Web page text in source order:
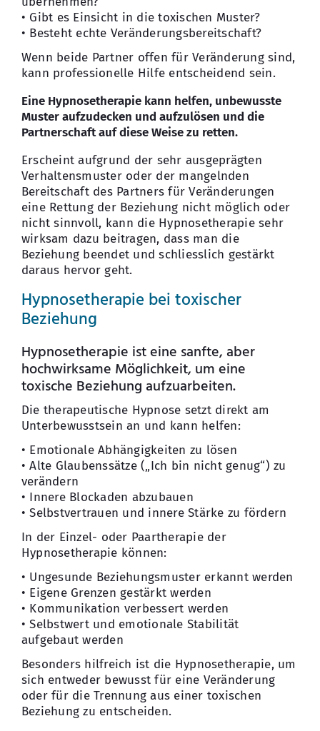
• Gibt es Einsicht in die toxischen Muster?
• Besteht echte Veränderungsbereitschaft?
Wenn beide Partner offen für Veränderung sind,
kann professionelle Hilfe entscheidend sein.
Eine Hypnosetherapie kann helfen, unbewusste
Muster aufzudecken und aufzulösen und die
Partnerschaft auf diese Weise zu retten.
Erscheint aufgrund der sehr ausgeprägten
Verhaltensmuster oder der mangelnden
Bereitschaft des Partners für Veränderungen
eine Rettung der Beziehung nicht möglich oder
nicht sinnvoll, kann die Hypnosetherapie sehr
wirksam dazu beitragen, dass man die
Beziehung beendet und schliesslich gestärkt
daraus hervor geht.
Hypnosetherapie bei toxischer
Beziehung
Hypnosetherapie ist eine sanfte, aber
hochwirksame Möglichkeit, um eine
toxische Beziehung aufzuarbeiten.
Die therapeutische Hypnose setzt direkt am
Unterbewusstsein an und kann helfen:
• Emotionale Abhängigkeiten zu lösen
• Alte Glaubenssätze („Ich bin nicht genug“) zu
verändern
• Innere Blockaden abzubauen
• Selbstvertrauen und innere Stärke zu fördern
In der Einzel- oder Paartherapie der
Hypnosetherapie können:
• Ungesunde Beziehungsmuster erkannt werden
• Eigene Grenzen gestärkt werden
• Kommunikation verbessert werden
• Selbstwert und emotionale Stabilität
aufgebaut werden
Besonders hilfreich ist die Hypnosetherapie, um
sich entweder bewusst für eine Veränderung
oder für die Trennung aus einer toxischen
Beziehung zu entscheiden.